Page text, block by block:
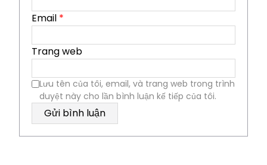
Email *
Trang web
Lưu tên của tôi, email, và trang web trong trình
duyệt này cho lần bình luận kế tiếp của tôi.